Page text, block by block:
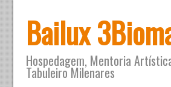
Bailux
Hospedagem, Mentoria
Tabuleiro Milenares